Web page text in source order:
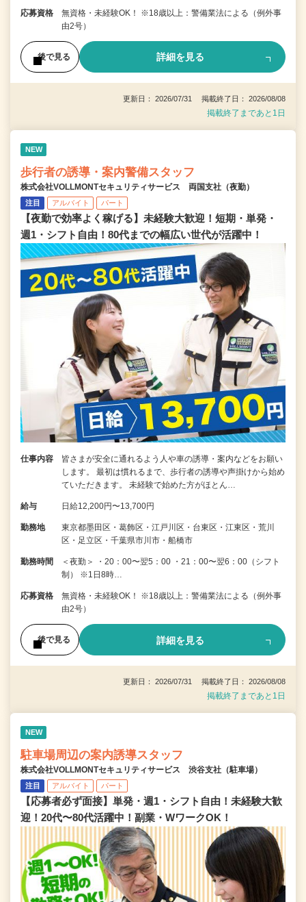
応募資格
無資格・未経験OK！ ※18歳以上：警備業法による（例外事
由2号）
後で見る 詳細を見る
更新日： 2026/07/31 掲載終了日： 2026/08/08
掲載終了まであと1日
NEW
歩行者の誘導・案内警備スタッフ
株式会社VOLLMONTセキュリティサービス 両国支社（夜勤）
注目 アルバイト パート
【夜勤で効率よく稼げる】未経験大歓迎！短期・単発・
週1・シフト自由！80代までの幅広い世代が活躍中！
仕事内容
皆さまが安全に通れるよう人や車の誘導・案内などをお願い
します。 最初は慣れるまで、歩行者の誘導や声掛けから始め
ていただきます。 未経験で始めた方がほとん…
給与 日給12,200円〜13,700円
勤務地
東京都墨田区・葛飾区・江戸川区・台東区・江東区・荒川
区・足立区・千葉県市川市・船橋市
勤務時間
＜夜勤＞ ・20：00〜翌5：00 ・21：00〜翌6：00（シフト
制） ※1日8時…
応募資格
無資格・未経験OK！ ※18歳以上：警備業法による（例外事
由2号）
後で見る 詳細を見る
更新日： 2026/07/31 掲載終了日： 2026/08/08
掲載終了まであと1日
NEW
駐車場周辺の案内誘導スタッフ
株式会社VOLLMONTセキュリティサービス 渋谷支社（駐車場）
注目 アルバイト パート
【応募者必ず面接】単発・週1・シフト自由！未経験大歓
迎！20代〜80代活躍中！副業・WワークOK！